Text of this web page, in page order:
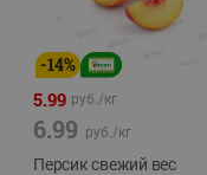
-14%
5.99 руб./кг
6.99 руб./кг
Персик свежий вес